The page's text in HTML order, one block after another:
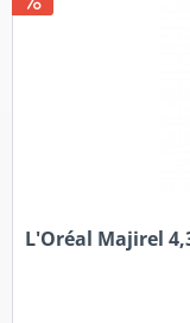
L'Oréal Majirel